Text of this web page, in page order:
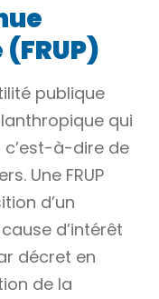
publique
qui
à-dire de
Une FRUP
d’un
d’intérêt
décret en
de la